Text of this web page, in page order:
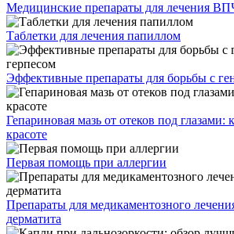
Медицинские препараты для лечения
Таблетки для лечения папиллом
Эффективные препараты для борьбы с
Гепариновая мазь от отеков под глазами:
красоте
Первая помощь при аллергии
Препараты для медикаментозного
дерматита